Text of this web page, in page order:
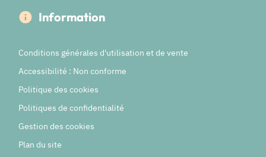
Information
Conditions générales d'utilisation et de vente
Accessibilité : Non conforme
Politique des cookies
Politiques de confidentialité
Gestion des cookies
Plan du site